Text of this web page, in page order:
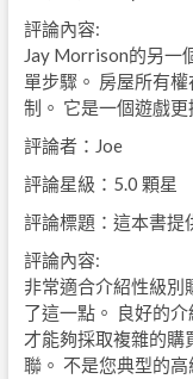
評論內容:
Jay Morrison的另一
單步驟。 房屋所有
制。 它是一個遊戲
評論者：Joe
評論星級：5.0 顆星
評論標題：這本書提
評論內容:
非常適合介紹性級別
了這一點。 良好的
才能夠採取複雜的購
聯。 不是您典型的